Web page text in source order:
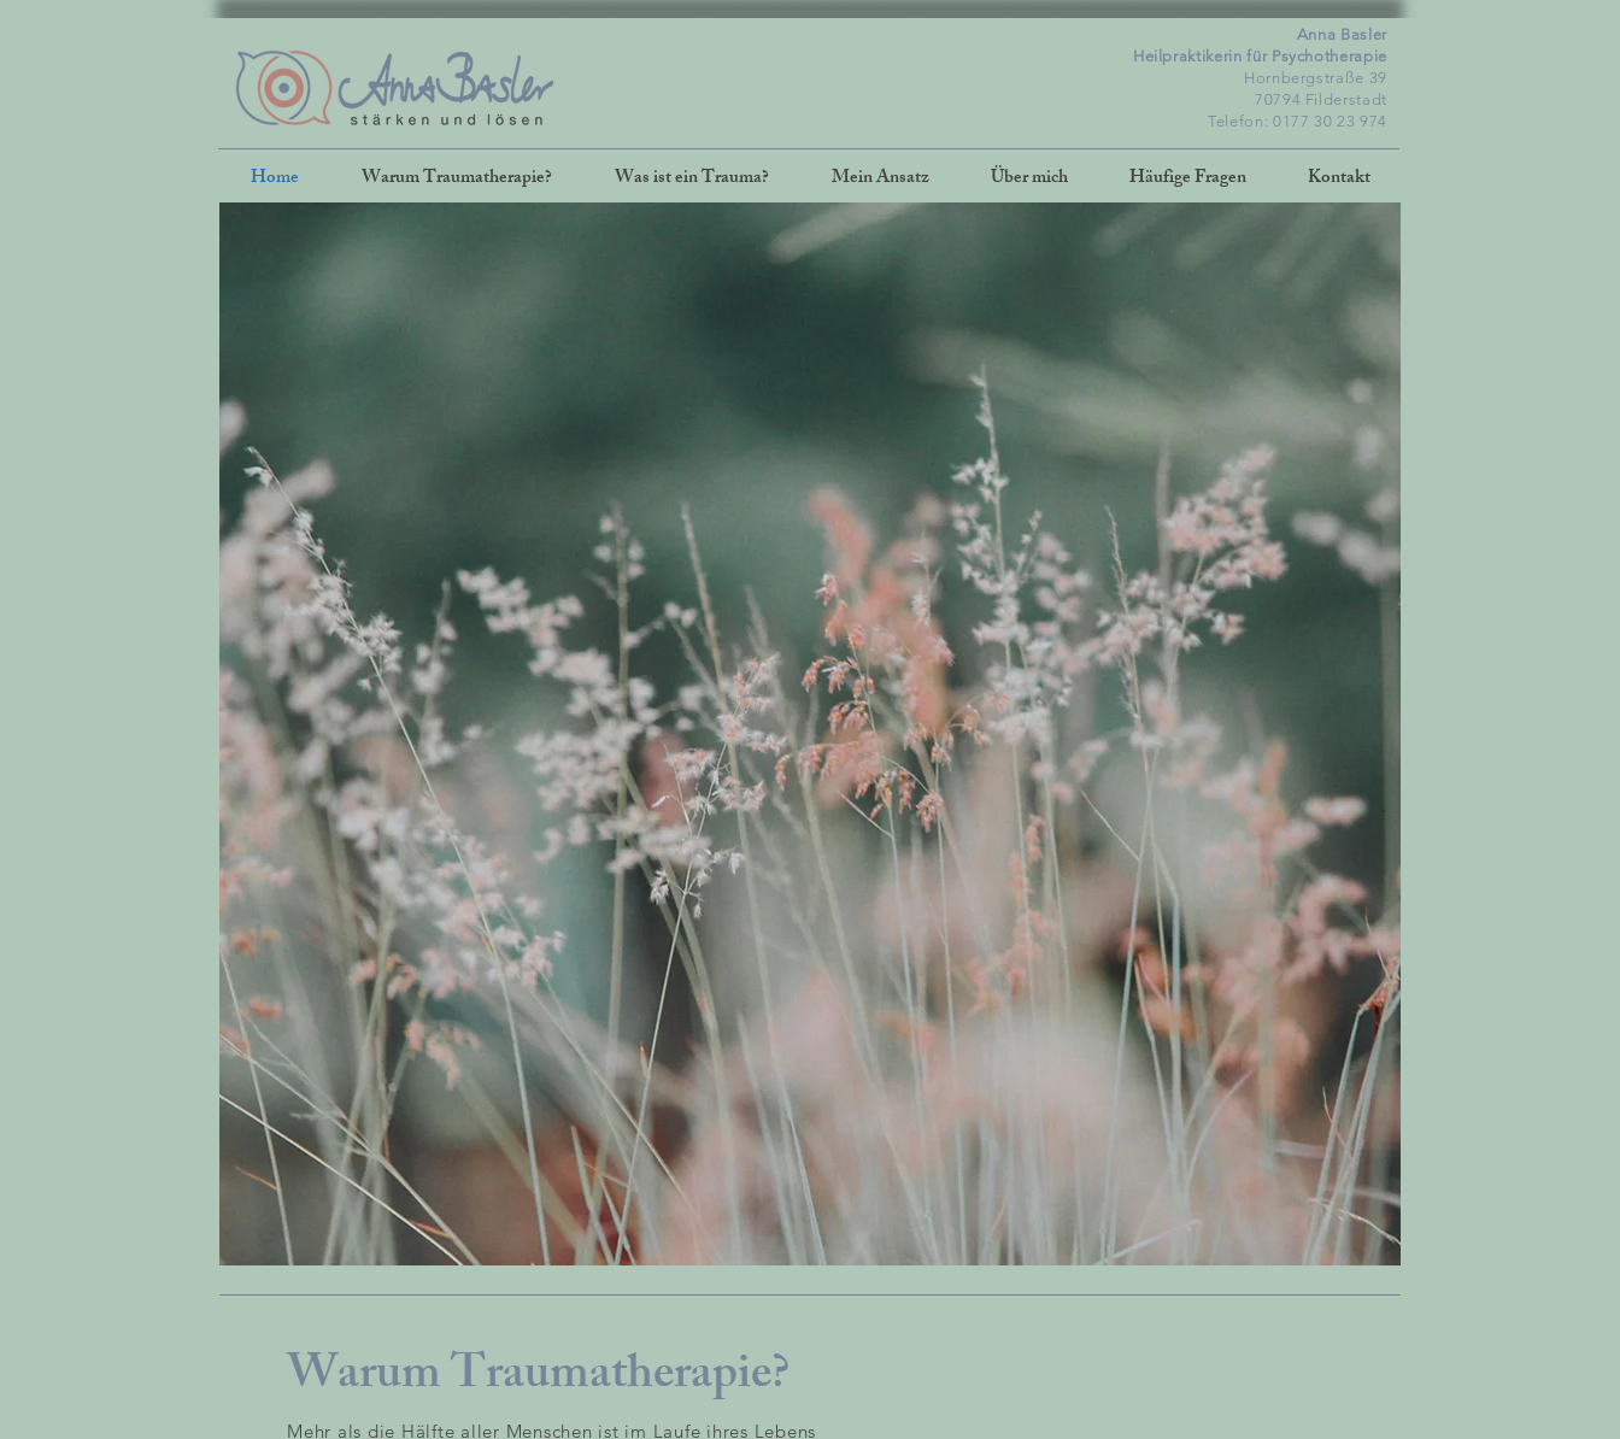
Anna Basler
Heilpraktikerin für Psychotherapie
Hornbergstraße 39
70794 Filderstadt
Telefon: 0177 30 23 974
Home Warum Traumatherapie? Was ist ein Trauma? Mein Ansatz Über mich Häufige Fragen Kontakt
Lebensthemen, Ängste und Blockaden stehen
häufig in Zusammenhang mit erlebten Traumata.
Jede seelische Wunde ist heilbar.
Ihre Folgen sind veränderbar.
Warum Traumatherapie?
Mehr als die Hälfte aller Menschen ist im Laufe ihres Lebens